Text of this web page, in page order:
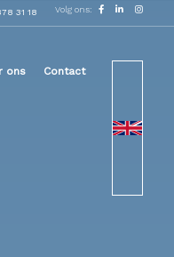
Volg ons:
31 18
ons Contact